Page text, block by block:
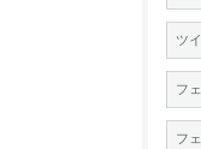
ツ
フ
フ